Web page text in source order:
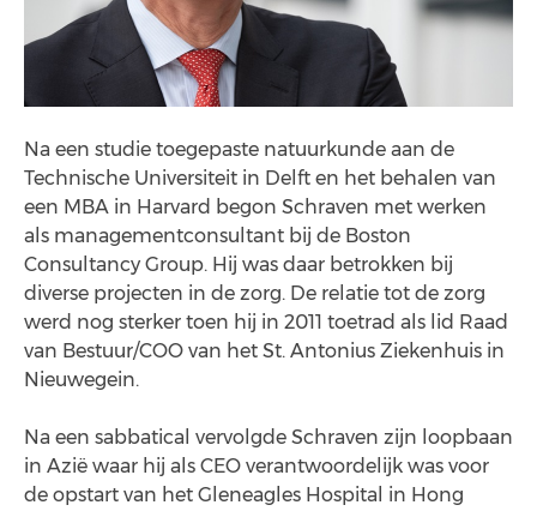
Na een studie toegepaste natuurkunde aan de
Technische Universiteit in Delft en het behalen van
een MBA in Harvard begon Schraven met werken
als managementconsultant bij de Boston
Consultancy Group. Hij was daar betrokken bij
diverse projecten in de zorg. De relatie tot de zorg
werd nog sterker toen hij in 2011 toetrad als lid Raad
van Bestuur/COO van het St. Antonius Ziekenhuis in
Nieuwegein.
Na een sabbatical vervolgde Schraven zijn loopbaan
in Azië waar hij als CEO verantwoordelijk was voor
de opstart van het Gleneagles Hospital in Hong